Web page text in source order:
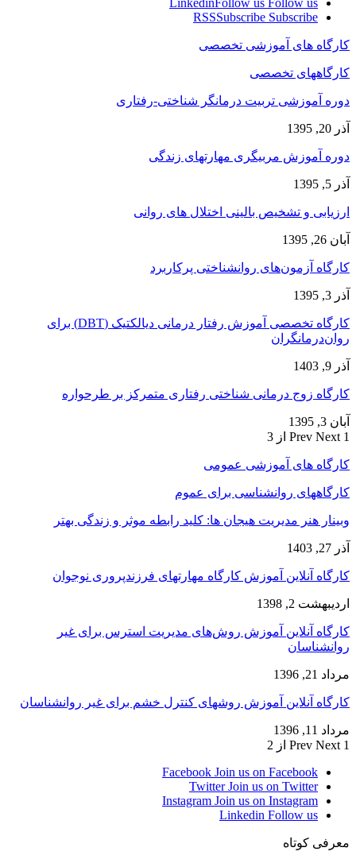
LinkedinFollow us Follow us
RSSSubscribe Subscribe
کارگاه های آموزشی تخصصی
کارگاههای تخصصی
دوره آموزشی تربیت درمانگر شناختی-رفتاری
آذر 20, 1395
دوره آموزش مربیگری مهارتهای زندگی
آذر 5, 1395
ارزیابی و تشخیص بالینی اختلال های روانی
آبان 26, 1395
کارگاه آزمون‌های روانشناختی پرکاربرد
آذر 3, 1395
کارگاه تخصصی آموزش رفتار درمانی دیالکتیک (DBT) برای
روان‌درمانگران
آذر 9, 1403
کارگاه زوج‌ درمانی شناختی رفتاری متمرکز بر طرحواره
آبان 3, 1395
Prev Next 1 از 3
کارگاه های آموزشی عمومی
کارگاههای روانشناسی برای عموم
وبینار هنر مدیریت هیجان ها: کلید رابطه موثر و زندگی بهتر
آذر 27, 1403
کارگاه آنلاین آموزش کارگاه مهارتهای فرزندپروری نوجوان
اردیبهشت 2, 1398
کارگاه آنلاین آموزش روش‌های مدیریت استرس برای غیر
روانشناسان
مرداد 21, 1396
کارگاه آنلاین آموزش روشهای کنترل خشم برای غیر روانشناسان
مرداد 11, 1396
Prev Next 1 از 2
Facebook Join us on Facebook
Twitter Join us on Twitter
Instagram Join us on Instagram
Linkedin Follow us
معرفی کوتاه